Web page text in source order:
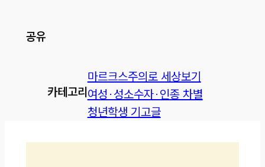
공유
카테고리
마르크스주의로 세상보기
여성·성소수자·인종 차별
청년학생 기고글